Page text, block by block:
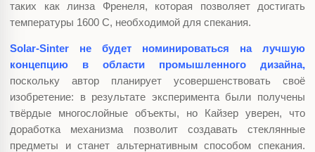
таких как линза Френеля, которая позволяет достигать
температуры 1600 С, необходимой для спекания.
Solar-Sinter не будет номинироваться на лучшую
концепцию в области промышленного дизайна,
поскольку автор планирует усовершенствовать своё
изобретение: в результате эксперимента были получены
твёрдые многослойные объекты, но Кайзер уверен, что
доработка механизма позволит создавать стеклянные
предметы и станет альтернативным способом спекания.